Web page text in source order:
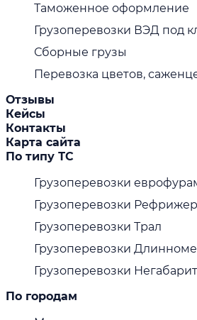
Таможенное оформление
Грузоперевозки ВЭД под
Сборные грузы
Перевозка цветов,
Отзывы
Кейсы
Контакты
Карта сайта
По типу ТС
Грузоперевозки
Грузоперевозки
Грузоперевозки Трал
Грузоперевозки
Грузоперевозки Негабарит
По городам